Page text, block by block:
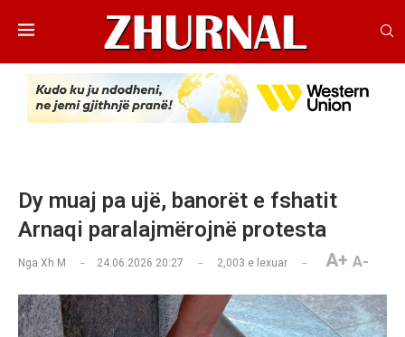
Dy muaj pa ujë, banorët e fshatit
Arnaqi paralajmërojnë protesta
Nga Xh M 24.06.2026 20:27 2,003 e lexuar A+ A-